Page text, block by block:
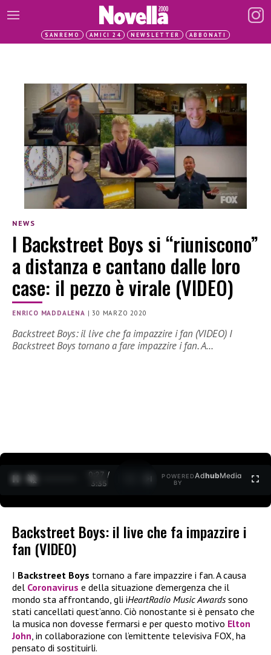
SANREMO AMICI 24 NEWSLETTER ABBONATI
NEWS
I Backstreet Boys si “riuniscono”
a distanza e cantano dalle loro
case: il pezzo è virale (VIDEO)
ENRICO MADDALENA |30 MARZO 2020
Backstreet Boys: il live che fa impazzire i fan (VIDEO) I
Backstreet Boys tornano a fare impazzire i fan. A…
0:27 /
3:35
POWERED
BY
AdhubMedia
Backstreet Boys: il live che fa impazzire i
fan (VIDEO)
I Backstreet Boys tornano a fare impazzire i fan. A causa
del Coronavirus e della situazione d’emergenza che il
mondo sta affrontando, gli iHeartRadio Music Awardssono
stati cancellati quest’anno. Ciò nonostante si è pensato che
la musica non dovesse fermarsi e per questo motivo Elton
John, in collaborazione con l’emittente televisiva FOX, ha
pensato di sostituirli.